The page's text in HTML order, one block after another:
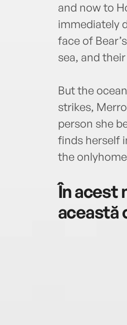
and now to
immediately
face of
sea, and
But the
strikes,
person she
finds herself
the
În acest
această